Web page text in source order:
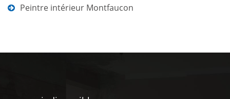
Peintre intérieur Montfaucon